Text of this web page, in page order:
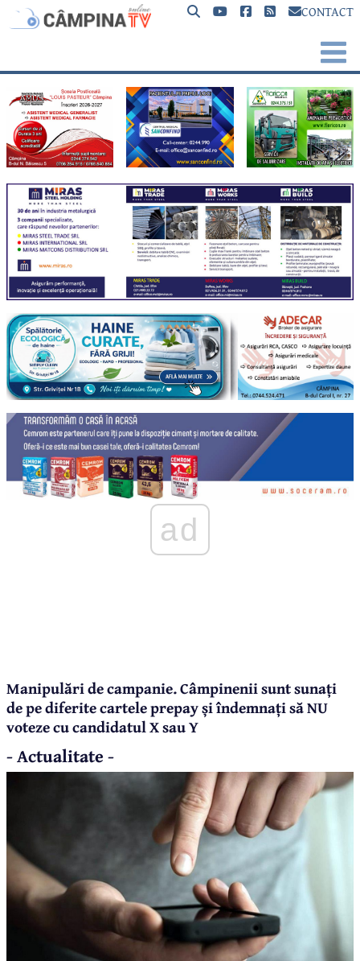
CONTACT
ad
Manipulări de campanie. Câmpinenii sunt sunați
de pe diferite cartele prepay și îndemnați să NU
voteze cu candidatul X sau Y
- Actualitate -